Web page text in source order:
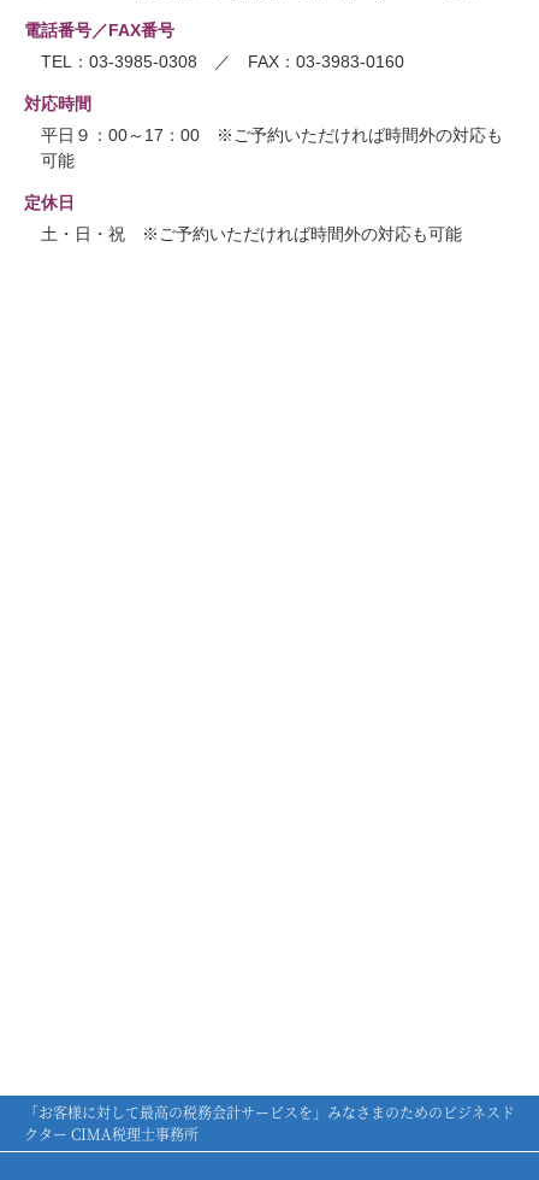
電話番号／FAX番号
TEL：03-3985-0308 ／ FAX：03-3983-0160
対応時間
平日９：00～17：00 ※ご予約いただければ時間外の対応も
可能
定休日
土・日・祝 ※ご予約いただければ時間外の対応も可能
「お客様に対して最高の税務会計サービスを」みなさまのためのビジネスド
クター CIMA税理士事務所